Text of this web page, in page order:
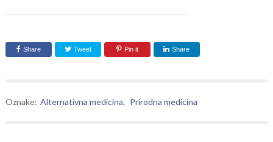
Share Tweet Pin it Share
Oznake: Alternativna medicina, Prirodna medicina